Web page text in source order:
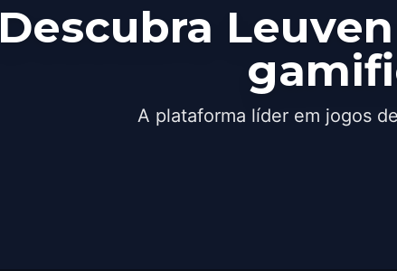
Descubra
A plataforma líder em jogos